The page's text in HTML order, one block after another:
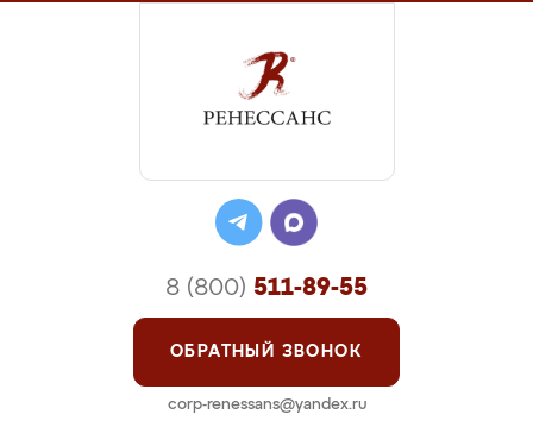
8 (800) 511-89-55
ОБРАТНЫЙ ЗВОНОК
corp-renessans@yandex.ru